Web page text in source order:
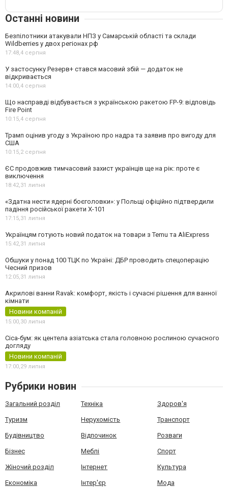
Останні новини
Безпілотники атакували НПЗ у Самарській області та склади
Wildberries у двох регіонах рф
17:48, 4 серпня
У застосунку Резерв+ стався масовий збій — додаток не
відкривається
14:00, 4 серпня
Що насправді відбувається з українською ракетою FP-9: відповідь
Fire Point
10:15, 4 серпня
Трамп оцінив угоду з Україною про надра та заявив про вигоду для
США
10:15, 2 серпня
ЄС продовжив тимчасовий захист українців ще на рік: проте є
виключення
18:42, 31 липня
«Здатна нести ядерні боєголовки»: у Польщі офіційно підтвердили
падіння російської ракети Х-101
17:15, 31 липня
Українцям готують новий податок на товари з Temu та AliExpress
15:42, 31 липня
Обшуки у понад 100 ТЦК по Україні: ДБР проводить спецоперацію
Чесний призов
12:05, 31 липня
Акрилові ванни Ravak: комфорт, якість і сучасні рішення для ванної
кімнати
Новини компаній
15:00, 30 липня
Cica-бум: як центела азіатська стала головною рослиною сучасного
догляду
Новини компаній
17:00, 29 липня
Рубрики новин
Загальний розділ Техніка Здоров'я
Туризм Нерухомість Транспорт
Будівництво Відпочинок Розваги
Бізнес Меблі Спорт
Жіночий розділ Інтернет Культура
Економіка Інтер'єр Мода